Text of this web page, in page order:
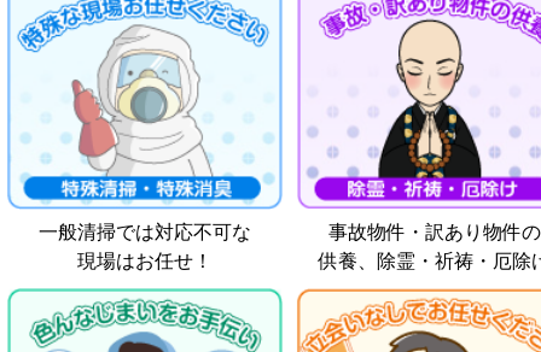
一般清掃では対応不可な
現場はお任せ！
事故物件・訳あり物件の
供養、除霊・祈祷・厄除